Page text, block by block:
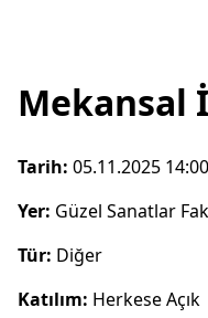
Mekansal
Tarih: 05.11.2025 14:00
Yer: Güzel Sanatlar
Tür: Diğer
Katılım: Herkese Açık